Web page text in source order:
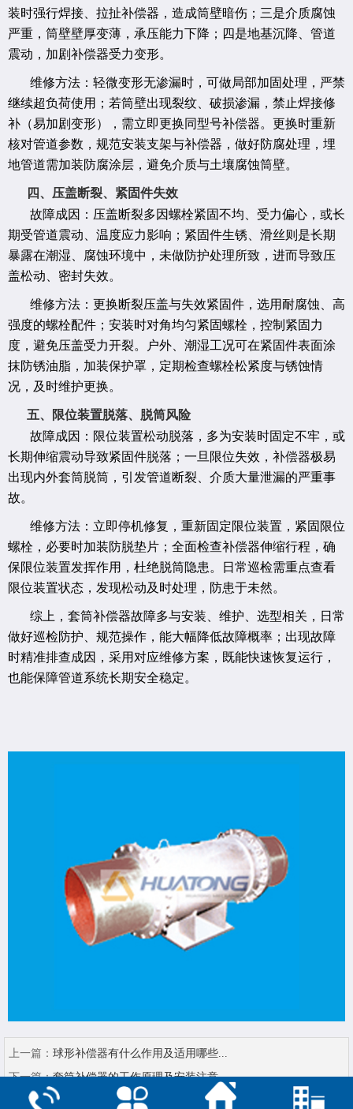
装时强行焊接、拉扯补偿器，造成筒壁暗伤；三是介质腐蚀
严重，筒壁壁厚变薄，承压能力下降；四是地基沉降、管道
震动，加剧补偿器受力变形。
维修方法：轻微变形无渗漏时，可做局部加固处理，严禁
继续超负荷使用；若筒壁出现裂纹、破损渗漏，禁止焊接修
补（易加剧变形），需立即更换同型号补偿器。更换时重新
核对管道参数，规范安装支架与补偿器，做好防腐处理，埋
地管道需加装防腐涂层，避免介质与土壤腐蚀筒壁。
四、压盖断裂、紧固件失效
故障成因：压盖断裂多因螺栓紧固不均、受力偏心，或长
期受管道震动、温度应力影响；紧固件生锈、滑丝则是长期
暴露在潮湿、腐蚀环境中，未做防护处理所致，进而导致压
盖松动、密封失效。
维修方法：更换断裂压盖与失效紧固件，选用耐腐蚀、高
强度的螺栓配件；安装时对角均匀紧固螺栓，控制紧固力
度，避免压盖受力开裂。户外、潮湿工况可在紧固件表面涂
抹防锈油脂，加装保护罩，定期检查螺栓松紧度与锈蚀情
况，及时维护更换。
五、限位装置脱落、脱筒风险
故障成因：限位装置松动脱落，多为安装时固定不牢，或
长期伸缩震动导致紧固件脱落；一旦限位失效，补偿器极易
出现内外套筒脱筒，引发管道断裂、介质大量泄漏的严重事
故。
维修方法：立即停机修复，重新固定限位装置，紧固限位
螺栓，必要时加装防脱垫片；全面检查补偿器伸缩行程，确
保限位装置发挥作用，杜绝脱筒隐患。日常巡检需重点查看
限位装置状态，发现松动及时处理，防患于未然。
综上，套筒补偿器故障多与安装、维护、选型相关，日常
做好巡检防护、规范操作，能大幅降低故障概率；出现故障
时精准排查成因，采用对应维修方案，既能快速恢复运行，
也能保障管道系统长期安全稳定。
上一篇： 球形补偿器有什么作用及适用哪些...
下一篇：套筒补偿器的工作原理及安装注意...